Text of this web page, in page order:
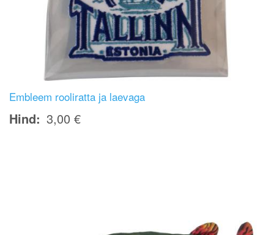
Embleem rooliratta ja laevaga
Hind 3,00 €